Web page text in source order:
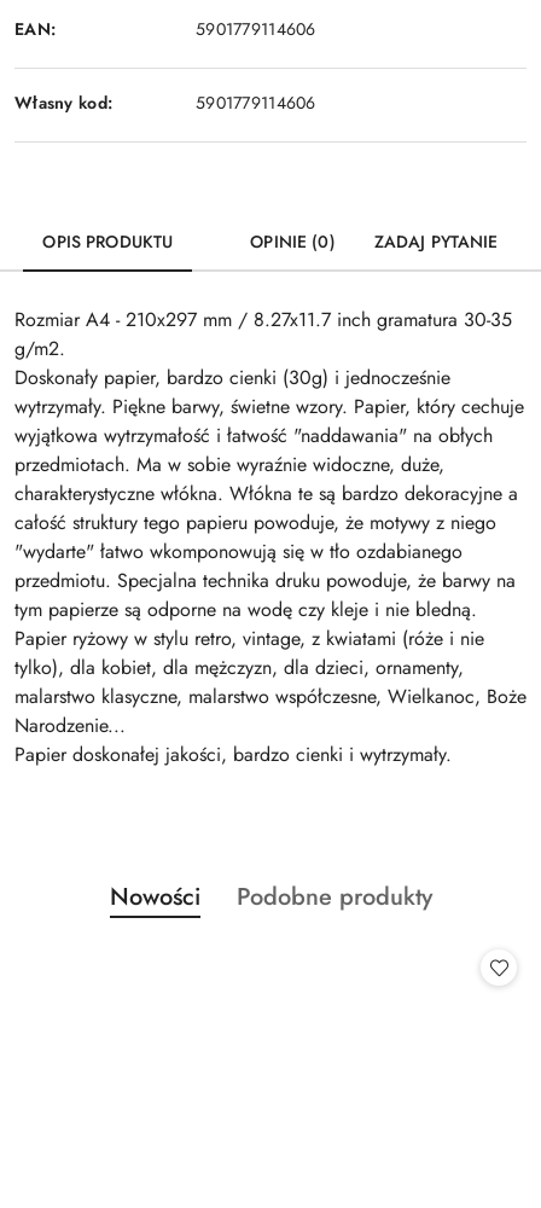
EAN: 5901779114606
Własny kod: 5901779114606
OPIS PRODUKTU OPINIE (0) ZADAJ PYTANIE
Rozmiar A4 - 210x297 mm / 8.27x11.7 inch gramatura 30-35
g/m2.
Doskonały papier, bardzo cienki (30g) i jednocześnie
wytrzymały. Piękne barwy, świetne wzory. Papier, który cechuje
wyjątkowa wytrzymałość i łatwość "naddawania" na obłych
przedmiotach. Ma w sobie wyraźnie widoczne, duże,
charakterystyczne włókna. Włókna te są bardzo dekoracyjne a
całość struktury tego papieru powoduje, że motywy z niego
"wydarte" łatwo wkomponowują się w tło ozdabianego
przedmiotu. Specjalna technika druku powoduje, że barwy na
tym papierze są odporne na wodę czy kleje i nie bledną.
Papier ryżowy w stylu retro, vintage, z kwiatami (róże i nie
tylko), dla kobiet, dla mężczyzn, dla dzieci, ornamenty,
malarstwo klasyczne, malarstwo współczesne, Wielkanoc, Boże
Narodzenie...
Papier doskonałej jakości, bardzo cienki i wytrzymały.
Pomiń karuzelę produktów
Produkty
o
Nowości
Produkty
Podobne produkty